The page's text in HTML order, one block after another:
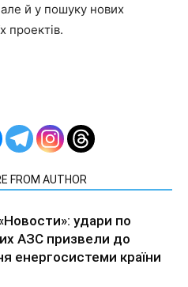
але й у пошуку нових
проектів.
FROM AUTHOR
удари по
АЗС призвели до
енергосистеми країни